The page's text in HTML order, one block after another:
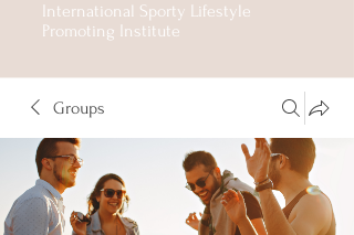
International Sporty Lifestyle
Promoting Institute
Groups